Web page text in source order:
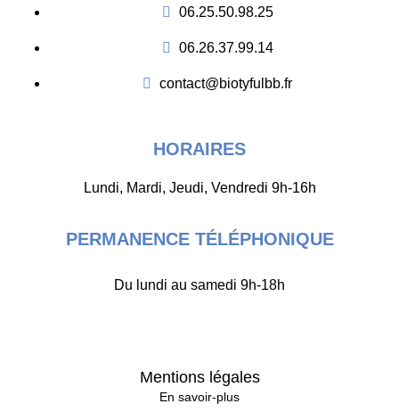
06.25.50.98.25
06.26.37.99.14
contact@biotyfulbb.fr
HORAIRES
Lundi, Mardi, Jeudi, Vendredi 9h-16h
PERMANENCE TÉLÉPHONIQUE
Du lundi au samedi 9h-18h
Mentions légales
En savoir-plus